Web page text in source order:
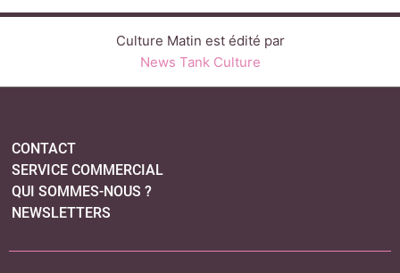
LINKEDINTWITTERFACEBOOK
PLAN DU SITE
MENTIONS LÉGALES
POLITIQUE DE CONFIDENTIALITÉ
COOKIES